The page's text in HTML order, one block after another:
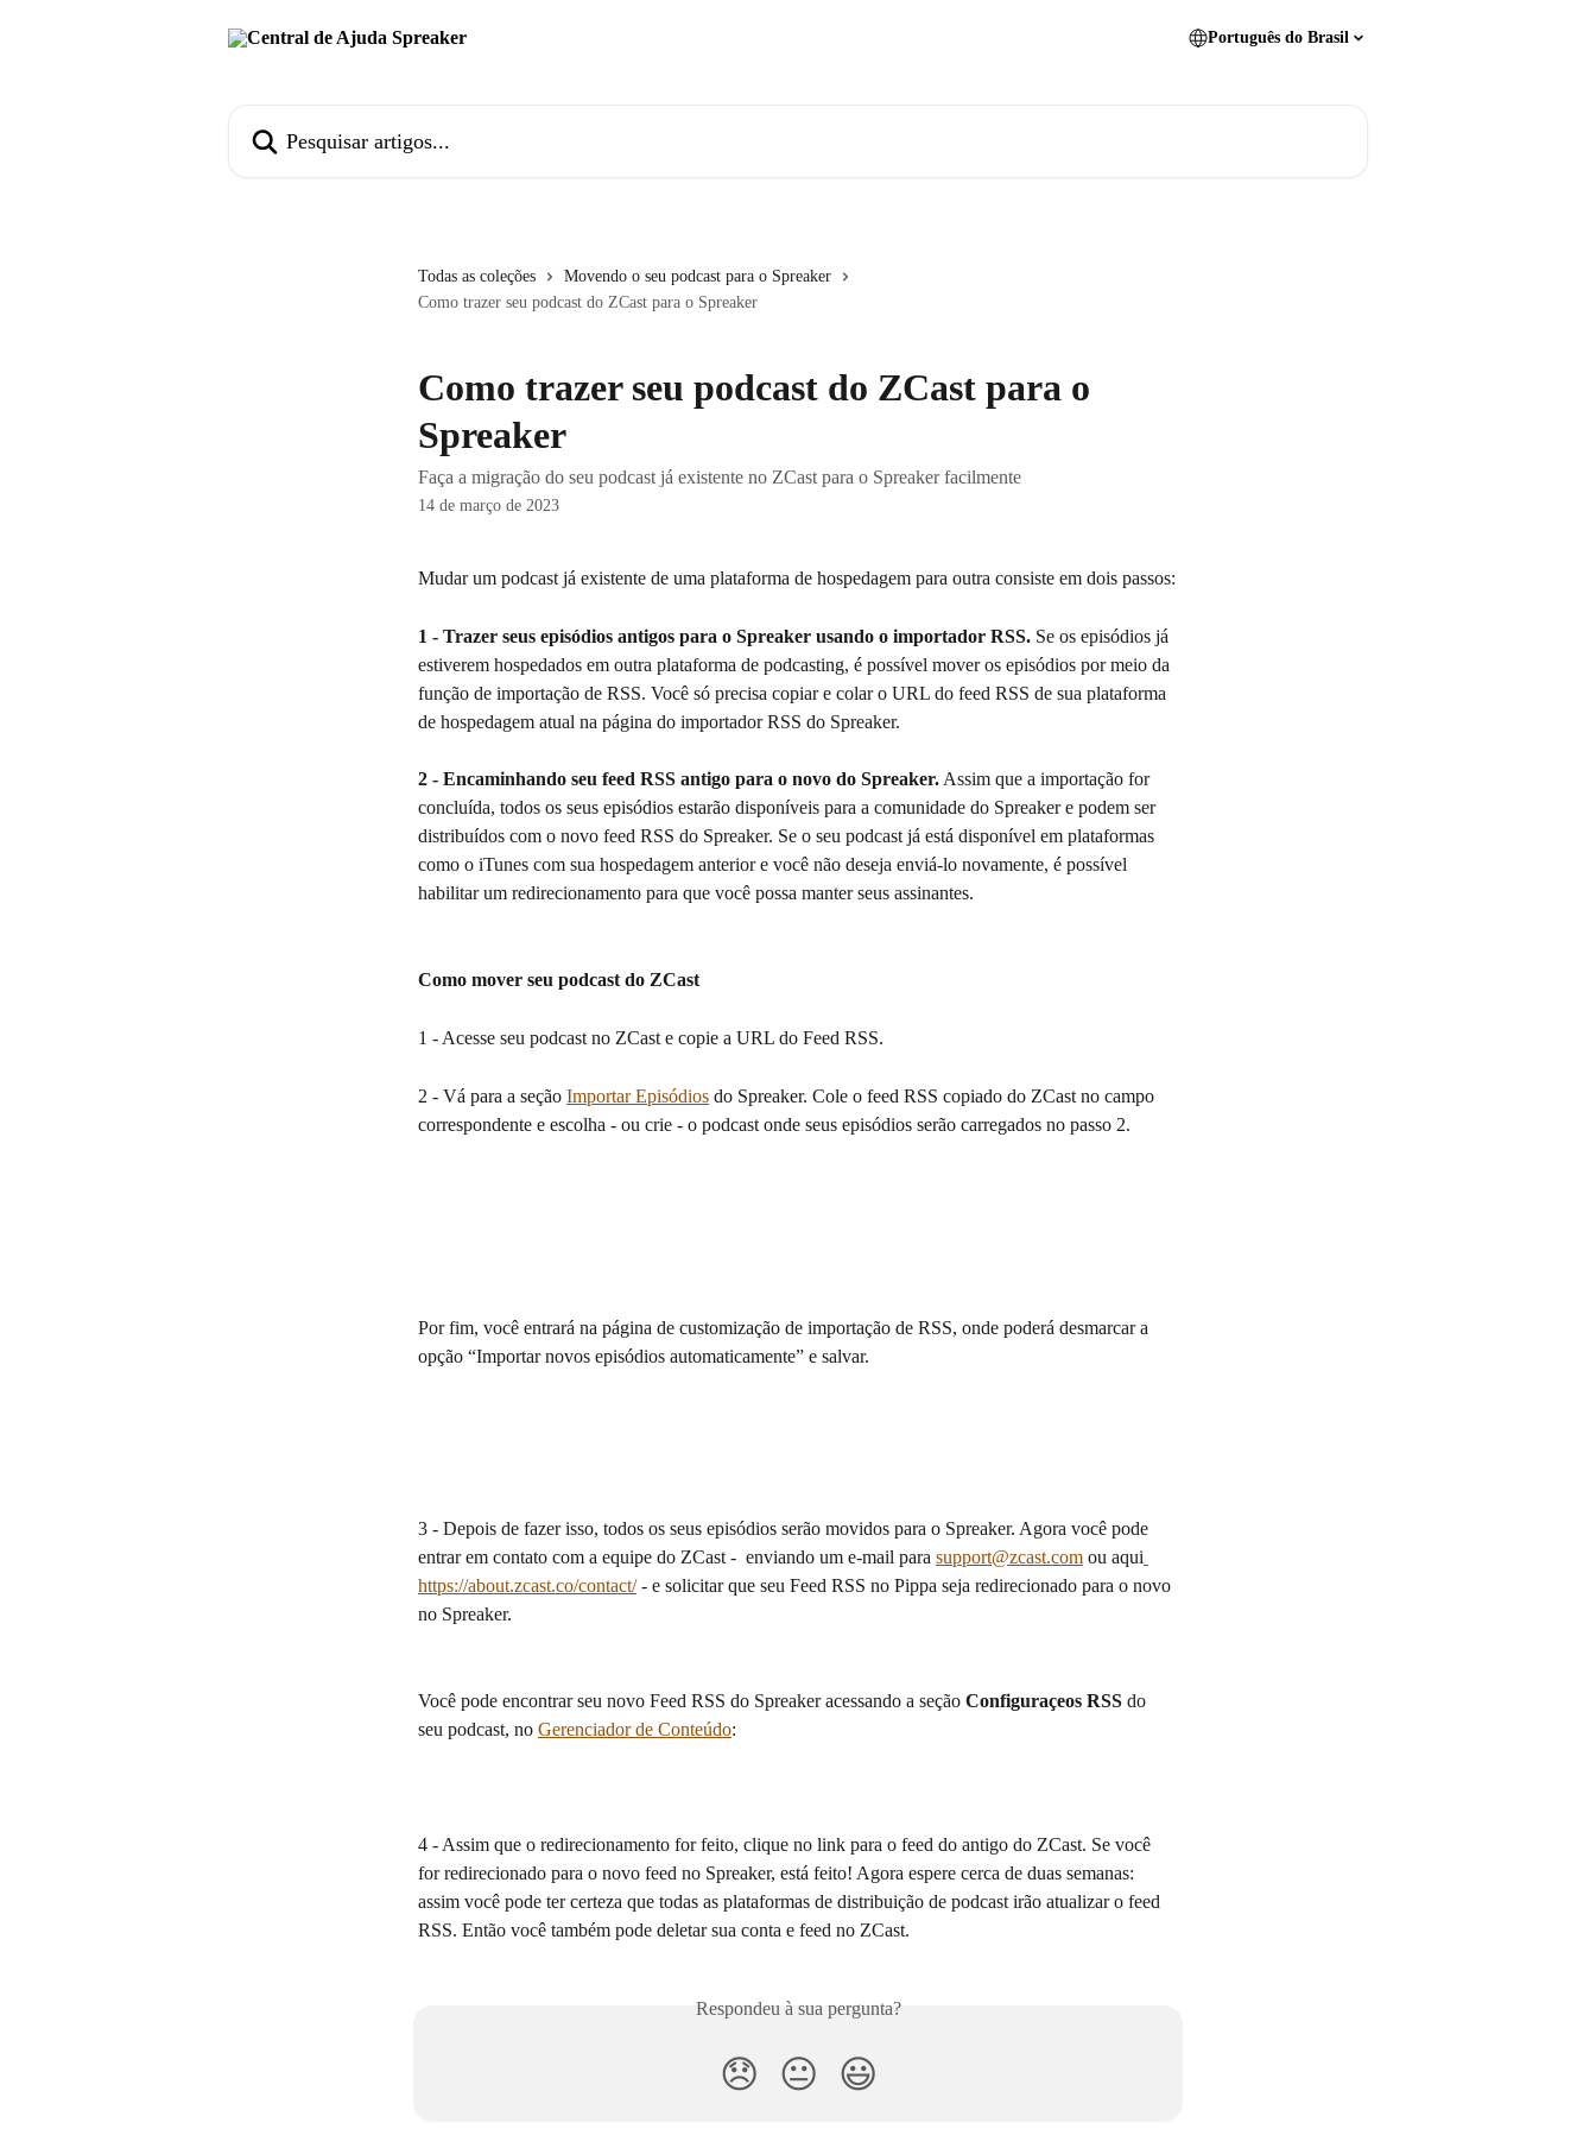
Português do Brasil
Todas as coleções
Movendo o seu podcast para o Spreaker
Como trazer seu podcast do ZCast para o Spreaker
Como trazer seu podcast do ZCast para o
Spreaker
Faça a migração do seu podcast já existente no ZCast para o Spreaker facilmente
14 de março de 2023
Mudar um podcast já existente de uma plataforma de hospedagem para outra consiste em dois passos:
1 - Trazer seus episódios antigos para o Spreaker usando o importador RSS. Se os episódios já
estiverem hospedados em outra plataforma de podcasting, é possível mover os episódios por meio da
função de importação de RSS. Você só precisa copiar e colar o URL do feed RSS de sua plataforma
de hospedagem atual na página do importador RSS do Spreaker.
2 - Encaminhando seu feed RSS antigo para o novo do Spreaker. Assim que a importação for
concluída, todos os seus episódios estarão disponíveis para a comunidade do Spreaker e podem ser
distribuídos com o novo feed RSS do Spreaker. Se o seu podcast já está disponível em plataformas
como o iTunes com sua hospedagem anterior e você não deseja enviá-lo novamente, é possível
habilitar um redirecionamento para que você possa manter seus assinantes.
Como mover seu podcast do ZCast
1 - Acesse seu podcast no ZCast e copie a URL do Feed RSS.
2 - Vá para a seção Importar Episódios do Spreaker. Cole o feed RSS copiado do ZCast no campo
correspondente e escolha - ou crie - o podcast onde seus episódios serão carregados no passo 2.
Por fim, você entrará na página de customização de importação de RSS, onde poderá desmarcar a
opção “Importar novos episódios automaticamente” e salvar.
3 - Depois de fazer isso, todos os seus episódios serão movidos para o Spreaker. Agora você pode
entrar em contato com a equipe do ZCast -  enviando um e-mail para support@zcast.com ou aqui
https://about.zcast.co/contact/ - e solicitar que seu Feed RSS no Pippa seja redirecionado para o novo
no Spreaker.
Você pode encontrar seu novo Feed RSS do Spreaker acessando a seção Configuraçeos RSS do
seu podcast, no Gerenciador de Conteúdo:
4 - Assim que o redirecionamento for feito, clique no link para o feed do antigo do ZCast. Se você
for redirecionado para o novo feed no Spreaker, está feito! Agora espere cerca de duas semanas:
assim você pode ter certeza que todas as plataformas de distribuição de podcast irão atualizar o feed
RSS. Então você também pode deletar sua conta e feed no ZCast.
Respondeu à sua pergunta?
😞 😐 😃